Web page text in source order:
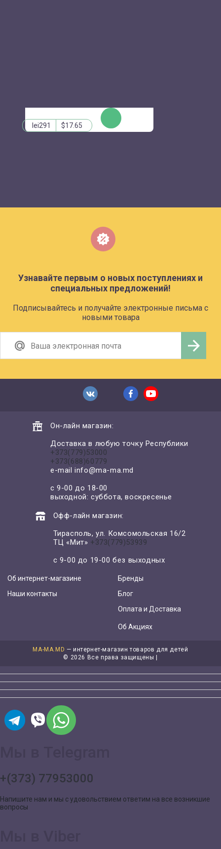
lei291 $17.65
КУПИТЬ
Узнавайте первым о новых поступлениях и
специальных предложений!
Подписывайтесь и получайте электронные письма с
новыми товара
Он-лайн магазин:
Доставка в любую точку Республики
+373(779)53000
+373(688)60779
e-mailinfo@ma-ma.md
с 9-00 до 18-00
выходной: суббота, воскресенье
Офф-лайн магазин:
Тирасполь, ул. Комсомольская 16/2
ТЦ «Мит» +373(779)53939
с 9-00 до 19-00 без выходных
Об интернет-магазине
Наши контакты
Бренды
Блог
Оплата и Доставка
Об Акциях
MA-MA.MD — интернет-магазин товаров для детей
© 2026 Все права защищены |
+(373) 77953000
Напишите нам и мы с удовольствием ответим на все возникшие
вопросы